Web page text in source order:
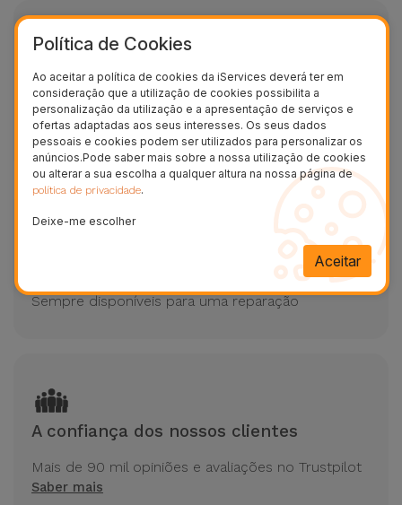
Garantia de 2 anos
A reparação do seu equipamento na iServices tem
2 anos de Garantia
7 dias por semana até às 24h
Sempre disponíveis para uma reparação
A confiança dos nossos clientes
Mais de 90 mil opiniões e avaliações no Trustpilot
Saber mais
Política de Cookies
Ao aceitar a política de cookies da iServices deverá ter em
consideração que a utilização de cookies possibilita a
personalização da utilização e a apresentação de serviços e
ofertas adaptadas aos seus interesses. Os seus dados
pessoais e cookies podem ser utilizados para personalizar os
anúncios.Pode saber mais sobre a nossa utilização de cookies
ou alterar a sua escolha a qualquer altura na nossa página de
política de privacidade.
Deixe-me escolher
Aceitar